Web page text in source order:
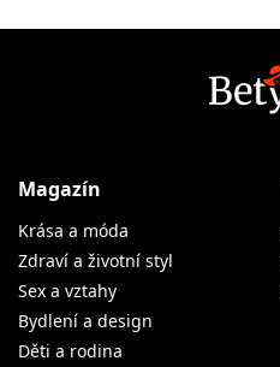
Magazín
Krása a móda
Zdraví a životní styl
Sex a vztahy
Bydlení a design
Děti a rodina